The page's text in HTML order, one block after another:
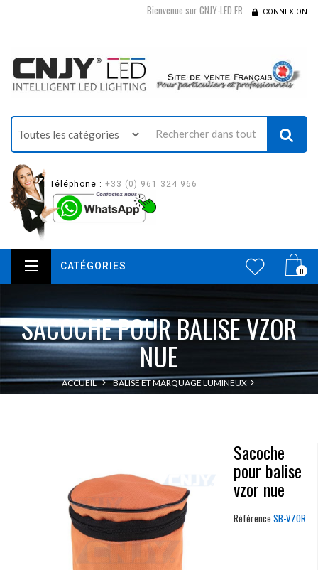
Bienvenue sur CNJY-LED.FR CONNEXION
Téléphone : +33 (0) 961 324 966
0
CATÉGORIES
SACOCHE POUR BALISE VZOR
NUE
ACCUEIL
BALISE ET MARQUAGE LUMINEUX
Sacoche
pour balise
vzor nue
Référence SB-VZOR